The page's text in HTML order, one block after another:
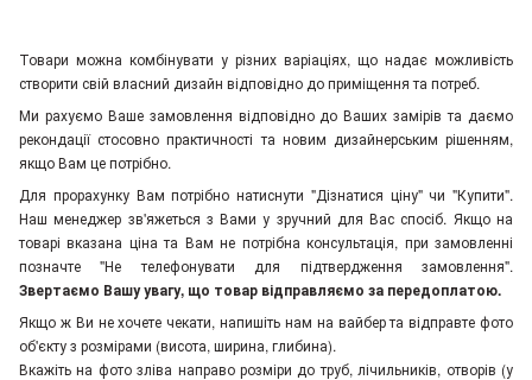
Товари можна комбінувати у різних варіаціях, що надає можливість
створити свій власний дизайн відповідно до приміщення та потреб.
Ми рахуємо Ваше замовлення відповідно до Ваших замірів та даємо
рекондації стосовно практичності та новим дизайнерським рішенням,
якщо Вам це потрібно.
Для прорахунку Вам потрібно натиснути "Дізнатися ціну" чи "Купити".
Наш менеджер зв'яжеться з Вами у зручний для Вас спосіб. Якщо на
товарі вказана ціна та Вам не потрібна консультація, при замовленні
позначте "Не телефонувати для підтвердження замовлення".
Звертаємо Вашу увагу, що товар відправляємо за передоплатою.
Якщо ж Ви не хочете чекати, напишіть нам на вайбер та відправте фото
об'єкту з розмірами (висота, ширина, глибина).
Вкажіть на фото зліва направо розміри до труб, лічильників, отворів (у